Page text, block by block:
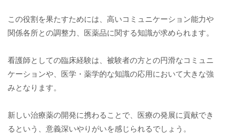
この役割を果たすためには、高いコミュニケーション能力や
関係各所との調整力、医薬品に関する知識が求められます。
看護師としての臨床経験は、被験者の方との円滑なコミュニ
ケーションや、医学・薬学的な知識の応用において大きな強
みとなります。
新しい治療薬の開発に携わることで、医療の発展に貢献でき
るという、意義深いやりがいを感じられるでしょう。